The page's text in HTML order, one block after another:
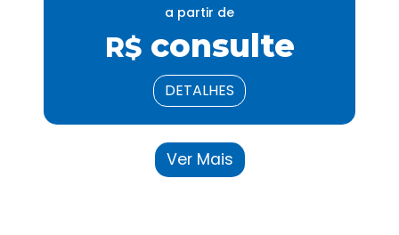
a partir de
R$consulte
DETALHES
Ver Mais